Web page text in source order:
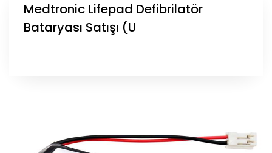
Medtronic Lifepad Defibrilatör
Bataryası Satışı (U